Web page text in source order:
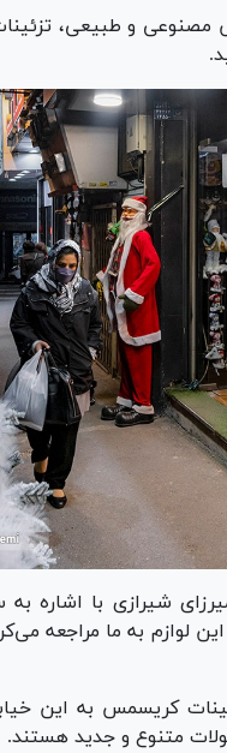
مصنوعی و طبیعی،
شیرازی با اشاره به
به ما مراجعه
کریسمس به این
متنوع و جدید هستند.